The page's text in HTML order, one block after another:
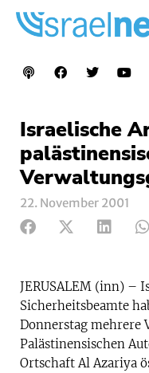
Israelische
22. November 2001
JERUSALEM (inn) –
Sicherheitsbeamte
Donnerstag mehrere
Palästinensischen
Ortschaft Al Azariya